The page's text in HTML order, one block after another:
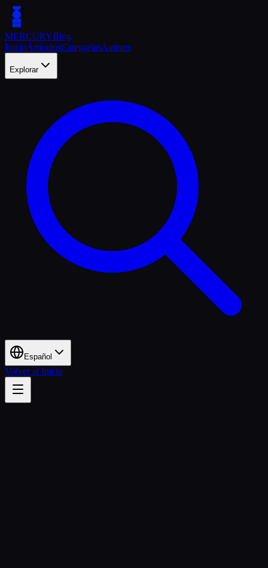
MERCURYBlog
InicioArtículosCategoríasAutores
Explorar
Español
Volver al Inicio